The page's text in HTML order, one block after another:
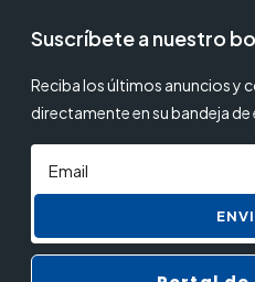
Suscríbete a nuestro
Reciba los últimos anuncios y
directamente en su bandeja de